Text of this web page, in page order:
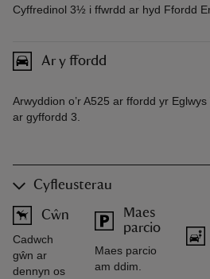
Cyffredinol 3½ i ffwrdd ar hyd Ffordd
Ar y ffordd
Arwyddion o’r A525 ar ffordd yr
ar gyffordd 3.
Cyfleusterau
Cŵn
Cadwch
gŵn ar
dennyn os
Maes
parcio
Maes parcio
am ddim.